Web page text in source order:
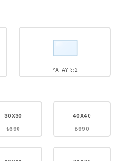
YATAY 3:2
30X30
₺690
40X40
₺990